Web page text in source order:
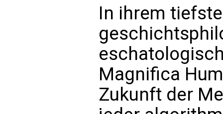
In ihrem
Magnifica
Zukunft der